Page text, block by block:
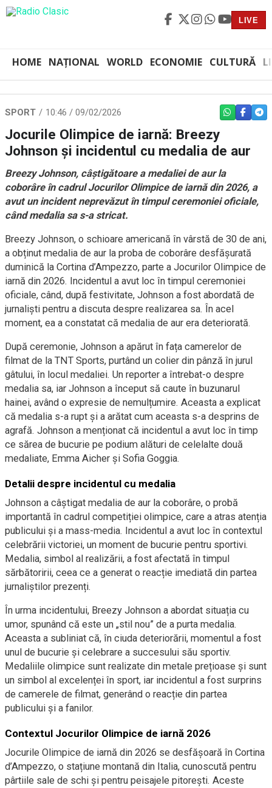
LIVE
HOME NAȚIONAL WORLD ECONOMIE CULTURĂ
SPORT 10:46 / 09/02/2026 WHATSAPP
Jocurile Olimpice de iarnă: Breezy
Johnson și incidentul cu medalia de aur
Breezy Johnson, câștigătoare a medaliei de aur la
coborâre în cadrul Jocurilor Olimpice de iarnă din 2026, a
avut un incident neprevăzut în timpul ceremoniei oficiale,
când medalia sa s-a stricat.
Breezy Johnson, o schioare americană în vârstă de 30 de ani,
a obținut medalia de aur la proba de coborâre desfășurată
duminică la Cortina d’Ampezzo, parte a Jocurilor Olimpice de
iarnă din 2026. Incidentul a avut loc în timpul ceremoniei
oficiale, când, după festivitate, Johnson a fost abordată de
jurnaliști pentru a discuta despre realizarea sa. În acel
moment, ea a constatat că medalia de aur era deteriorată.
După ceremonie, Johnson a apărut în fața camerelor de
filmat de la TNT Sports, purtând un colier din pânză în jurul
gâtului, în locul medaliei. Un reporter a întrebat-o despre
medalia sa, iar Johnson a început să caute în buzunarul
hainei, având o expresie de nemulțumire. Aceasta a explicat
că medalia s-a rupt și a arătat cum aceasta s-a desprins de
agrafă. Johnson a menționat că incidentul a avut loc în timp
ce sărea de bucurie pe podium alături de celelalte două
medaliate, Emma Aicher și Sofia Goggia.
Detalii despre incidentul cu medalia
Johnson a câștigat medalia de aur la coborâre, o probă
importantă în cadrul competiției olimpice, care a atras atenția
publicului și a mass-media. Incidentul a avut loc în contextul
celebrării victoriei, un moment de bucurie pentru sportivi.
Medalia, simbol al realizării, a fost afectată în timpul
sărbătoririi, ceea ce a generat o reacție imediată din partea
jurnaliștilor prezenți.
În urma incidentului, Breezy Johnson a abordat situația cu
umor, spunând că este un „stil nou” de a purta medalia.
Aceasta a subliniat că, în ciuda deteriorării, momentul a fost
unul de bucurie și celebrare a succesului său sportiv.
Medaliile olimpice sunt realizate din metale prețioase și sunt
un simbol al excelenței în sport, iar incidentul a fost surprins
de camerele de filmat, generând o reacție din partea
publicului și a fanilor.
Contextul Jocurilor Olimpice de iarnă 2026
Jocurile Olimpice de iarnă din 2026 se desfășoară în Cortina
d’Ampezzo, o stațiune montană din Italia, cunoscută pentru
pârtiile sale de schi și pentru peisajele pitorești. Aceste